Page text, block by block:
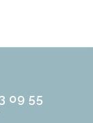
09 55